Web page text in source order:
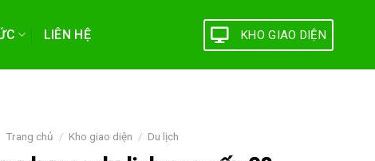
LIÊN HỆ KHO GIAO DIỆN
Trang chủ / Kho giao diện / Du lịch